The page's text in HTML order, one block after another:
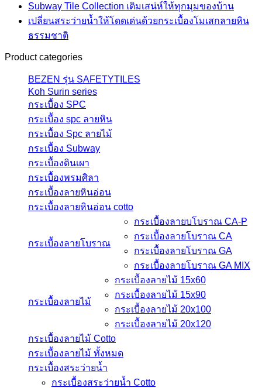
Subway Tile Collection เติมเสน่ห์ให้ทุกมุมของบ้าน
เปลี่ยนสระว่ายน้ำให้โดดเด่นด้วยกระเบื้องโมเสกลายหิน
ธรรมชาติ
Product categories
BEZEN รุ่น SAFETYTILES
Koh Surin series
กระเบื้อง SPC
กระเบื้อง spc ลายหิน
กระเบื้อง Spc ลายไม้
กระเบื้อง Subway
กระเบื้องดินเผา
กระเบื้องพรมศิลา
กระเบื้องลายหินอ่อน
กระเบื้องลายหินอ่อน cotto
กระเบื้องลายโบราณ
กระเบื้องลายบโบราณ CA-P
กระเบื้องลายโบราณ CA
กระเบื้องลายโบราณ GA
กระเบื้องลายโบราณ GA MIX
กระเบื้องลายไม้
กระเบื้องลายไม้ 15x60
กระเบื้องลายไม้ 15x90
กระเบื้องลายไม้ 20x100
กระเบื้องลายไม้ 20x120
กระเบื้องลายไม้ Cotto
กระเบื้องลายไม้ ทั้งหมด
กระเบื้องสระว่ายน้ำ
กระเบื้องสระว่ายน้ำ Cotto